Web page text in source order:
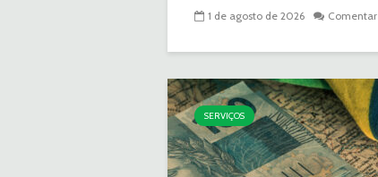
1 de agosto de 2026 Comentar
SERVIÇOS